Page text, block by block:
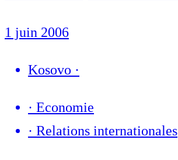
1 juin 2006
Kosovo ·
· Economie
· Relations internationales